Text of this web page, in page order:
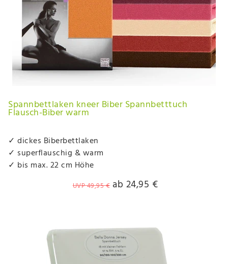
Spannbettlaken kneer Biber Spannbetttuch
Flausch-Biber warm
✓ dickes Biberbettlaken
✓ superflauschig & warm
✓ bis max. 22 cm Höhe
UVP 49,95 € ab 24,95 €